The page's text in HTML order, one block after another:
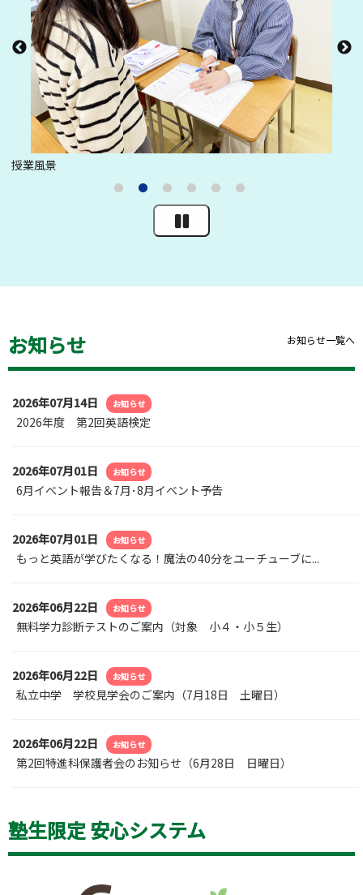
授業風景
お知らせ お知らせ一覧へ
2026年07月14日 お知らせ
2026年度 第2回英語検定
2026年07月01日 お知らせ
6月イベント報告＆7月･8月イベント予告
2026年07月01日 お知らせ
もっと英語が学びたくなる！魔法の40分をユーチューブに...
2026年06月22日 お知らせ
無料学力診断テストのご案内（対象 小４・小５生）
2026年06月22日 お知らせ
私立中学 学校見学会のご案内（7月18日 土曜日）
2026年06月22日 お知らせ
第2回特進科保護者会のお知らせ（6月28日 日曜日）
塾生限定 安心システム